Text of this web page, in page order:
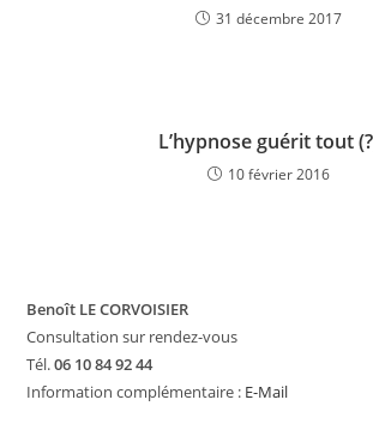
31 décembre 2017
L’hypnose guérit tout
10 février 2016
Benoît LE CORVOISIER
Consultation sur rendez-vous
Tél.06 10 84 92 44
Information complémentaire : E-Mail